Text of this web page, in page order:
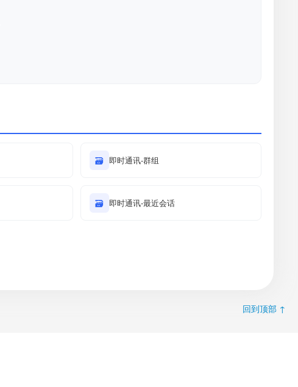
🗃 即时通讯-群组
🗃 即时通讯-最近会话
回到顶部 ↑